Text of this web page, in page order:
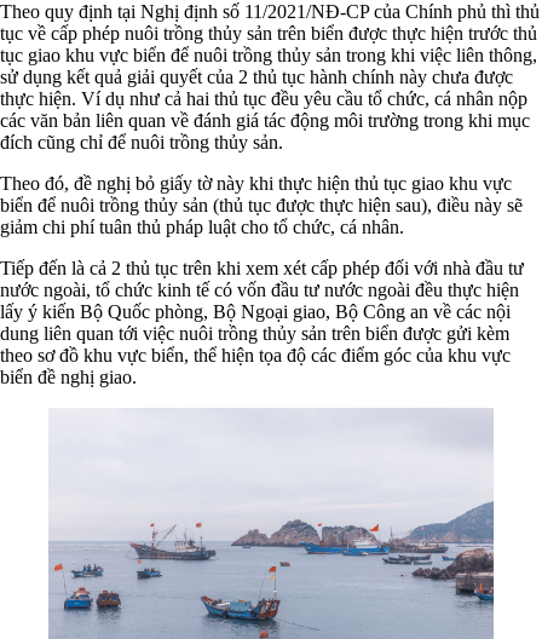
Theo quy định tại Nghị định số 11/2021/NĐ-CP của Chính phủ thì thủ
tục về cấp phép nuôi trồng thủy sản trên biển được thực hiện trước thủ
tục giao khu vực biển để nuôi trồng thủy sản trong khi việc liên thông,
sử dụng kết quả giải quyết của 2 thủ tục hành chính này chưa được
thực hiện. Ví dụ như cả hai thủ tục đều yêu cầu tổ chức, cá nhân nộp
các văn bản liên quan về đánh giá tác động môi trường trong khi mục
đích cũng chỉ để nuôi trồng thủy sản.
Theo đó, đề nghị bỏ giấy tờ này khi thực hiện thủ tục giao khu vực
biển để nuôi trồng thủy sản (thủ tục được thực hiện sau), điều này sẽ
giảm chi phí tuân thủ pháp luật cho tổ chức, cá nhân.
Tiếp đến là cả 2 thủ tục trên khi xem xét cấp phép đối với nhà đầu tư
nước ngoài, tổ chức kinh tế có vốn đầu tư nước ngoài đều thực hiện
lấy ý kiến Bộ Quốc phòng, Bộ Ngoại giao, Bộ Công an về các nội
dung liên quan tới việc nuôi trồng thủy sản trên biển được gửi kèm
theo sơ đồ khu vực biển, thể hiện tọa độ các điểm góc của khu vực
biển đề nghị giao.